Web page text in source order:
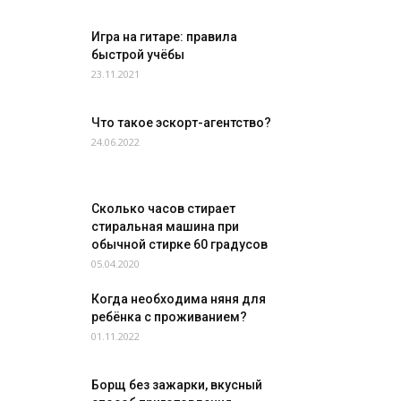
Игра на гитаре: правила
быстрой учёбы
23.11.2021
Что такое эскорт-агентство?
24.06.2022
Сколько часов стирает
стиральная машина при
обычной стирке 60 градусов
05.04.2020
Когда необходима няня для
ребёнка с проживанием?
01.11.2022
Борщ без зажарки, вкусный